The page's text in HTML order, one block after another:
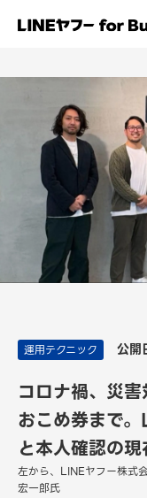
運用テクニック 公開
コロナ禍、災害
おこめ券まで
と本人確認の
左から、LINEヤフー株式
宏一郎氏